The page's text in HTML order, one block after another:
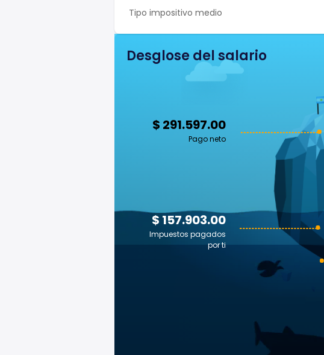
Tipo impositivo medio
Desglose del salario
$ 291.597.00
Pago neto
$ 157.903.00
Impuestos pagados
por ti